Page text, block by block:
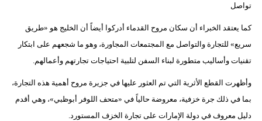
تواصل
كما يعتقد الخبراء أن سكان مروح القدماء أدركوا أيضاً أن الخليج هو «طريق
سريع» للتجارة والتواصل مع المجتمعات المجاورة، وهو ما شجعهم على ابتكار
تقنيات وأساليب متطورة لبناء السفن لتلبية احتياجات تجارتهم وأعمالهم.
وأظهرت القطع الأثرية التي تم العثور عليها في جزيرة مروح أهمية هذه التجارة،
بما في ذلك جرة خزفية، معروضة حالياً في «متحف اللوفر أبوظبي»، وهي أقدم
دليل معروف في دولة الإمارات على تجارة الخزف المستورد.